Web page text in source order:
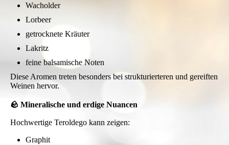
Wacholder
Lorbeer
getrocknete Kräuter
Lakritz
feine balsamische Noten
Diese Aromen treten besonders bei strukturierteren und gereiften
Weinen hervor.
🪨 Mineralische und erdige Nuancen
Hochwertige Teroldego kann zeigen:
Graphit